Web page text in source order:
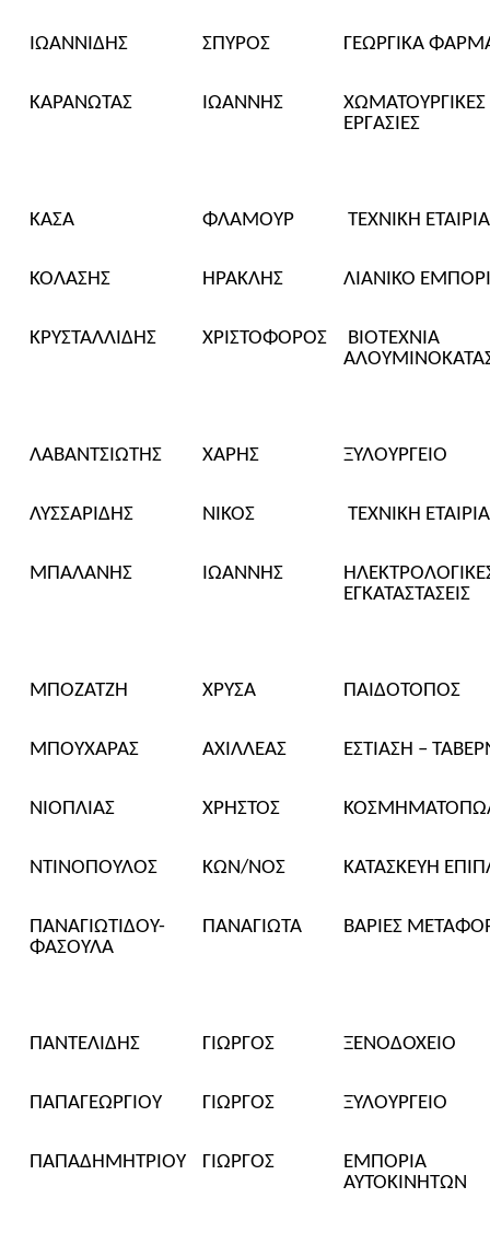
ΙΩΑΝΝΙΔΗΣ ΣΠΥΡΟΣ ΓΕΩΡΓΙΚΑ
ΚΑΡΑΝΩΤΑΣ ΙΩΑΝΝΗΣ
ΧΩΜΑΤΟΥΡΓΙΚΕΣ
ΕΡΓΑΣΙΕΣ
ΚΑΣΑ ΦΛΑΜΟΥΡ ΤΕΧΝΙΚΗ ΕΤΑΙΡΙΑ
ΚΟΛΑΣΗΣ ΗΡΑΚΛΗΣ ΛΙΑΝΙΚΟ
ΚΡΥΣΤΑΛΛΙΔΗΣ ΧΡΙΣΤΟΦΟΡΟΣ
ΒΙΟΤΕΧΝΙΑ
ΛΑΒΑΝΤΣΙΩΤΗΣ ΧΑΡΗΣ ΞΥΛΟΥΡΓΕΙΟ
ΛΥΣΣΑΡΙΔΗΣ ΝΙΚΟΣ ΤΕΧΝΙΚΗ ΕΤΑΙΡΙΑ
ΜΠΑΛΑΝΗΣ ΙΩΑΝΝΗΣ
ΕΓΚΑΤΑΣΤΑΣΕΙΣ
ΜΠΟΖΑΤΖΗ ΧΡΥΣΑ ΠΑΙΔΟΤΟΠΟΣ
ΜΠΟΥΧΑΡΑΣ ΑΧΙΛΛΕΑΣ ΕΣΤΙΑΣΗ –
ΝΙΟΠΛΙΑΣ ΧΡΗΣΤΟΣ
ΝΤΙΝΟΠΟΥΛΟΣ ΚΩΝ/ΝΟΣ ΚΑΤΑΣΚΕΥΗ
ΠΑΝΑΓΙΩΤΙΔΟΥ-
ΦΑΣΟΥΛΑ
ΠΑΝΑΓΙΩΤΑ ΒΑΡΙΕΣ
ΠΑΝΤΕΛΙΔΗΣ ΓΙΩΡΓΟΣ ΞΕΝΟΔΟΧΕΙΟ
ΠΑΠΑΓΕΩΡΓΙΟΥ ΓΙΩΡΓΟΣ ΞΥΛΟΥΡΓΕΙΟ
ΠΑΠΑΔΗΜΗΤΡΙΟΥ ΓΙΩΡΓΟΣ
ΕΜΠΟΡΙΑ
ΑΥΤΟΚΙΝΗΤΩΝ